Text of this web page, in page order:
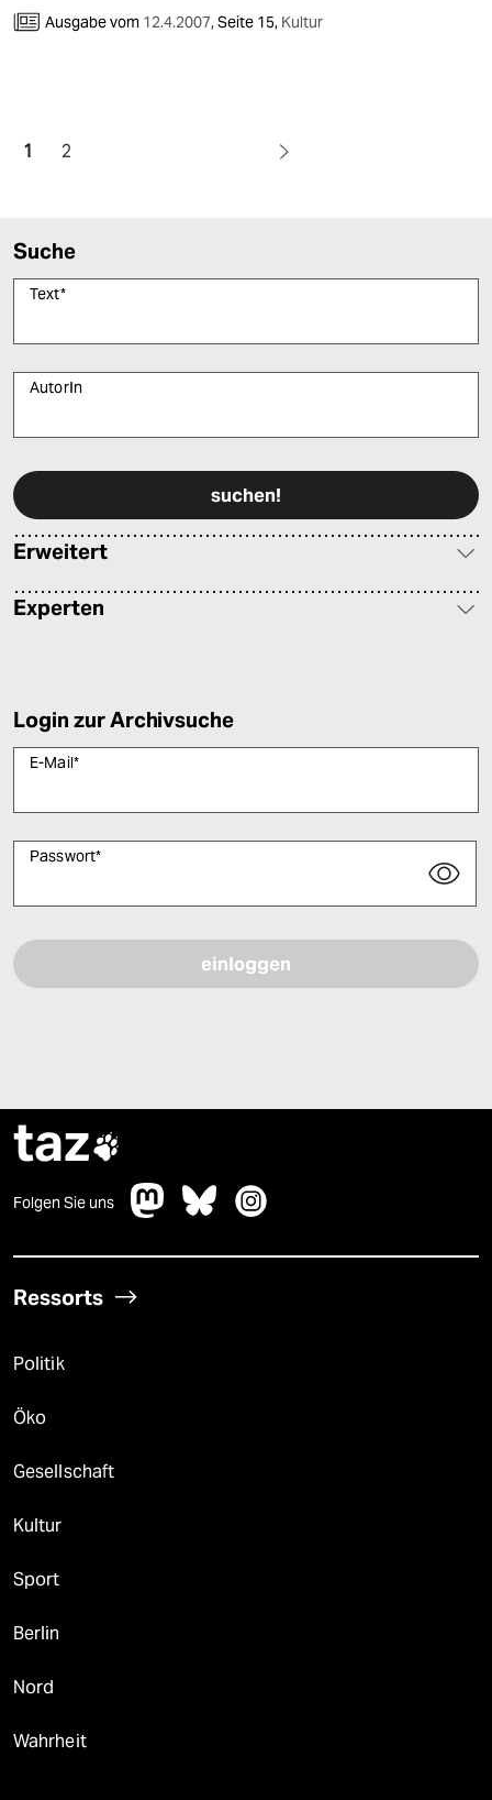
Ausgabe vom 12.4.2007,Seite 15, Kultur
1 2
Suche
Text*
AutorIn
Erweitert
Experten
Login zur Archivsuche
E-Mail*
Passwort*
taz
Folgen Sie uns
Ressorts
Politik
Öko
Gesellschaft
Kultur
Sport
Berlin
Nord
Wahrheit